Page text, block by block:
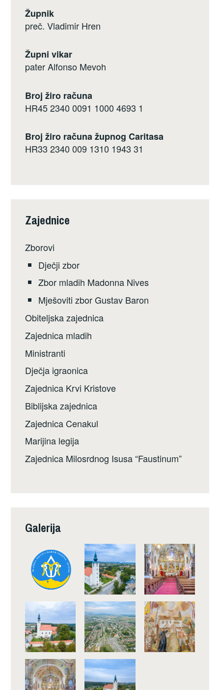
Župnik
preč. Vladimir Hren
Župni vikar
pater Alfonso Mevoh
Broj žiro računa
HR45 2340 0091 1000 4693 1
Broj žiro računa župnog Caritasa
HR33 2340 009 1310 1943 31
Zajednice
Zborovi
Dječji zbor
Zbor mladih Madonna Nives
Mješoviti zbor Gustav Baron
Obiteljska zajednica
Zajednica mladih
Ministranti
Dječja igraonica
Zajednica Krvi Kristove
Biblijska zajednica
Zajednica Cenakul
Marijina legija
Zajednica Milosrdnog Isusa “Faustinum”
Galerija